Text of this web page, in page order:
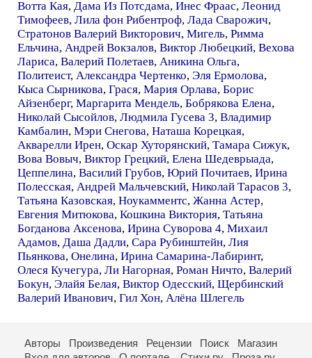
Вотта Кая, Дама Из Потсдама, Инес Фраас, Леонид
Тимофеев, Лила фон Рибентроф, Лада Сварожич,
Стратонов Валерий Викторович, Мигель, Римма
Ельчина, Андрей Вокзалов, Виктор Любецкий, Вехова
Лариса, Валерий Полетаев, Аникина Ольга,
Политеист, Александра Чертенко, Эля Ермолова,
Кыса Сырникова, Грася, Мария Орлава, Борис
Айзенберг, Маргарита Мендель, Бобрякова Елена,
Николай Сысойлов, Людмила Гусева 3, Владимир
Камбалин, Мэри Снегова, Наташа Корецкая,
Акварелли Ирен, Оскар Хуторянский, Тамара Сижук,
Вова Вовыч, Виктор Грецкий, Елена Шедеврыада,
Цеппелина, Василий Грубов, Юрий Почитаев, Ирина
Полесская, Андрей Мальчевский, Николай Тарасов 3,
Татьяна Казовская, Ноукамментс, Жанна Астер,
Евгения Митюкова, Кошкина Виктория, Татьяна
Богданова Аксенова, Ирина Суворова 4, Михаил
Адамов, Даша Дадли, Сара Рубинштейн, Лия
Пьянкова, Онелина, Ирина Самарина-Лабиринт,
Олеся Кучегура, Ли Нагорная, Роман Ничто, Валерий
Бокун, Элайя Белая, Виктор Одесский, Щербинский
Валерий Иванович, Гил Хон, Алёна Шлегель
Авторы Произведения Рецензии Поиск
Магазин